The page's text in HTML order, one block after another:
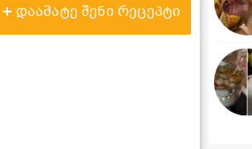
დაამატე შენი რეცეპტი